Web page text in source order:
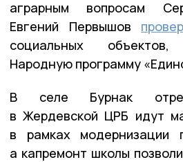
аграрным вопросам
Евгений Первышов
социальных
Народную программу
В селе Бурнак
в Жердевской ЦРБ идут
в рамках модернизации
а капремонт школы